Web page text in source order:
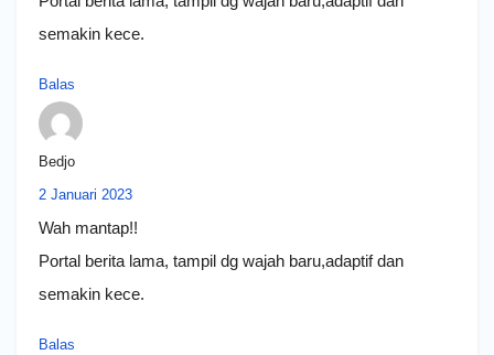
semakin kece.
Balas
Bedjo
2 Januari 2023
Wah mantap!!
Portal berita lama, tampil dg wajah baru,adaptif dan
semakin kece.
Balas